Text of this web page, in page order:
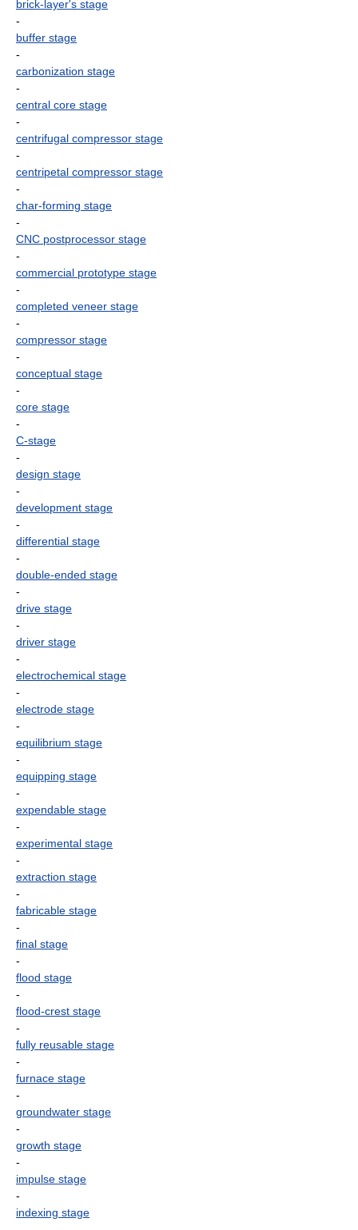
brick-layer's stage
-
buffer stage
-
carbonization stage
-
central core stage
-
centrifugal compressor stage
-
centripetal compressor stage
-
char-forming stage
-
CNC postprocessor stage
-
commercial prototype stage
-
completed veneer stage
-
compressor stage
-
conceptual stage
-
core stage
-
C-stage
-
design stage
-
development stage
-
differential stage
-
double-ended stage
-
drive stage
-
driver stage
-
electrochemical stage
-
electrode stage
-
equilibrium stage
-
equipping stage
-
expendable stage
-
experimental stage
-
extraction stage
-
fabricable stage
-
final stage
-
flood stage
-
flood-crest stage
-
fully reusable stage
-
furnace stage
-
groundwater stage
-
growth stage
-
impulse stage
-
indexing stage